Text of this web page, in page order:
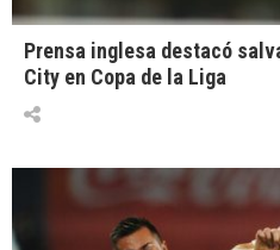
Prensa inglesa destacó
City en Copa de la Liga